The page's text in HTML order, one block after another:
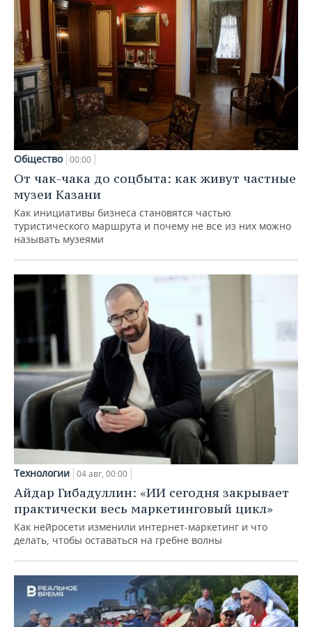
Общество 00:00
От чак-чака до соцбыта: как живут частные
музеи Казани
Как инициативы бизнеса становятся частью
туристического маршрута и почему не все из них можно
называть музеями
Технологии 04 авг, 00:00
Айдар Гибадуллин: «ИИ сегодня закрывает
практически весь маркетинговый цикл»
Как нейросети изменили интернет-маркетинг и что
делать, чтобы оставаться на гребне волны